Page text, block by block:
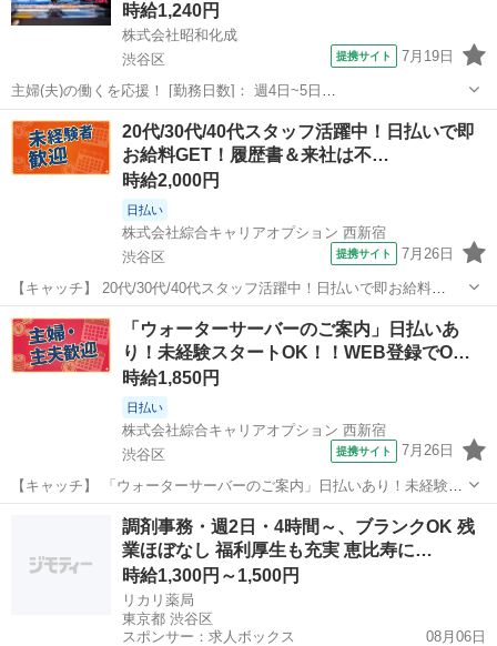
時給1,240円
株式会社昭和化成
渋谷区
提携サイト 7月19日
主婦(夫)の働くを応援！ [勤務日数]： 週4日~5日
08:50~16:00/08:50~17:00/08:50~17:40 月/火/水/木/金 などから選べま
す [勤務地・最寄駅]： 東京都渋谷区幡ヶ谷３-１９-２ ...
東京 渋谷区 一般事務
20代/30代/40代スタッフ活躍中！日払いで即
お給料GET！履歴書＆来社は不…
時給2,000円
日払い
株式会社綜合キャリアオプション 西新宿
渋谷区
提携サイト 7月26日
【キャッチ】 20代/30代/40代スタッフ活躍中！日払いで即お給料
GET！履歴書＆来社は不要！自宅で完結WEB応募！高時給2000円！案
内！新宿駅エリア 【コメント】 《未経験から就業可能なオフィスワー
ク☆》 「未経験か...
東京 渋谷区 電話対応
「ウォーターサーバーのご案内」日払いあ
り！未経験スタートOK！！WEB登録でO…
時給1,850円
日払い
株式会社綜合キャリアオプション 西新宿
渋谷区
提携サイト 7月26日
【キャッチ】 「ウォーターサーバーのご案内」日払いあり！未経験ス
タートOK！！WEB登録でOK◇40代まで幅広く活躍中♪ 【コメント】
＼★☆大人気のオフィスワーク案件多数☆★／ 大人気のオフィスワー
クのお仕事を多数ご用...
渋谷区 電話対応
調剤事務・週2日・4時間～、ブランクOK 残
業ほぼなし 福利厚生も充実 恵比寿に…
時給1,300円～1,500円
リカリ薬局
東京都 渋谷区
スポンサー：求人ボックス
08月06日